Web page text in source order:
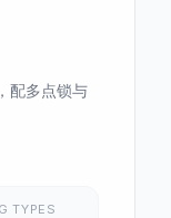
配多点锁与
TYPES